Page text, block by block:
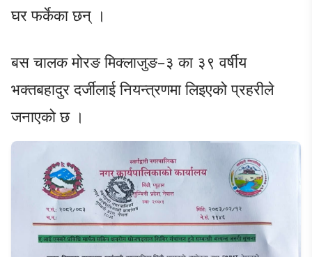
घर फर्केका छन् ।
बस चालक मोरङ मिक्लाजुङ–३ का ३९ वर्षीय
भक्तबहादुर दर्जीलाई नियन्त्रणमा लिइएको प्रहरीले
जनाएको छ ।